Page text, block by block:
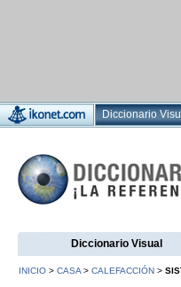
Diccionario
Diccionario Visual
INICIO > CASA > CALEFACCIÓN >